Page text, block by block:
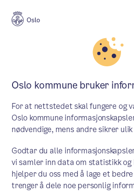
Foreslår ny løsning
av
– Dette mener jeg er en
fungerer i praksis for de
utvikle egen eiendom og
sikkerheten på en god
Oslo kommune bruker
For at nettstedet skal fungere og
Oslo kommune
nødvendige, mens andre sikrer
Godtar du alle
vi samler inn data om statistikk
hjelper du oss med å lage et
trenger å dele noe personlig